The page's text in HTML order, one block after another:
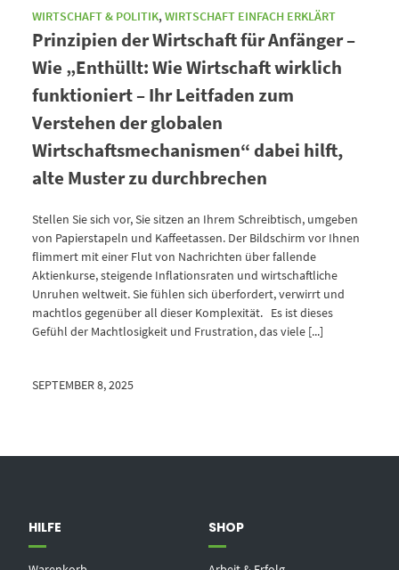
WIRTSCHAFT & POLITIK,WIRTSCHAFT EINFACH ERKLÄRT
Prinzipien der Wirtschaft für Anfänger –
Wie „Enthüllt: Wie Wirtschaft wirklich
funktioniert – Ihr Leitfaden zum
Verstehen der globalen
Wirtschaftsmechanismen“ dabei hilft,
alte Muster zu durchbrechen
Stellen Sie sich vor, Sie sitzen an Ihrem Schreibtisch, umgeben
von Papierstapeln und Kaffeetassen. Der Bildschirm vor Ihnen
flimmert mit einer Flut von Nachrichten über fallende
Aktienkurse, steigende Inflationsraten und wirtschaftliche
Unruhen weltweit. Sie fühlen sich überfordert, verwirrt und
machtlos gegenüber all dieser Komplexität. Es ist dieses
Gefühl der Machtlosigkeit und Frustration, das viele [...]
SEPTEMBER 8, 2025
HILFE SHOP